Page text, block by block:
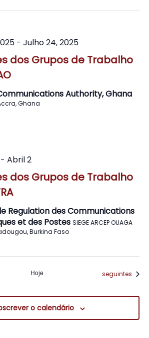
dos Grupos de Trabalho
- Julho 24, 2025
Authority, Ghana
Ghana
dos Grupos de Trabalho
Abril 2
Regulation des Communications
et des Postes SIEGE ARCEP OUAGA
Burkina Faso
Hoje Eventos
seguintes
o calendário